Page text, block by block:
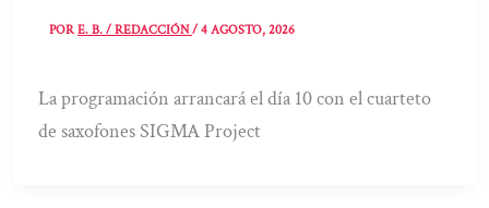
PORE. B. / REDACCIÓN/4 AGOSTO, 2026
La programación arrancará el día 10 con el cuarteto
de saxofones SIGMA Project